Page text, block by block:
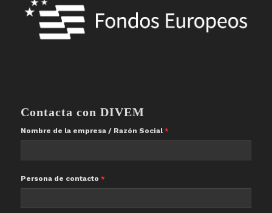
Contacta con DIVEM
Nombre de la empresa / Razón Social
Persona de contacto